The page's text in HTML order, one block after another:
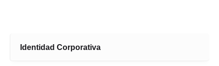
Identidad Corporativa